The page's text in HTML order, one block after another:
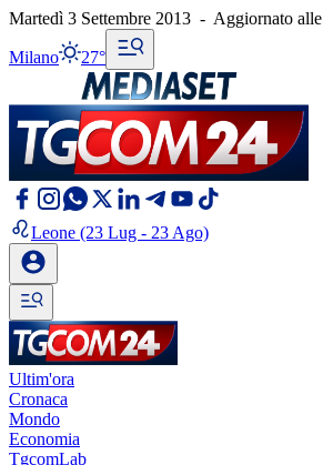
Martedì 3 Settembre 2013 - Aggiornato alle
Milano 27°
Leone (23 Lug - 23 Ago)
Ultim'ora
Cronaca
Mondo
Economia
TgcomLab